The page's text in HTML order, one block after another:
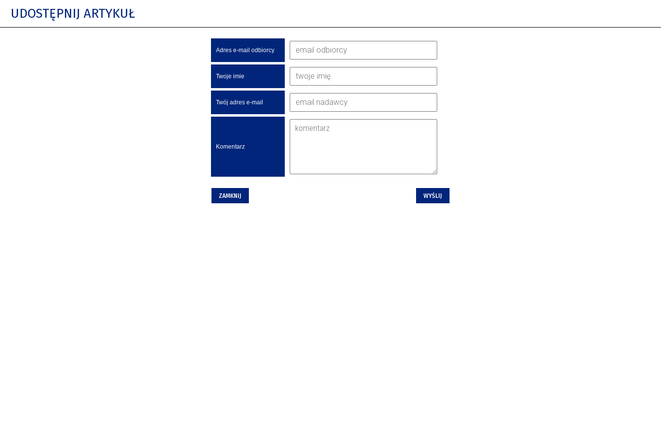
UDOSTĘPNIJ ARTYKUŁ
Adres e-mail odbiorcy
Twoje imie
Twój adres e-mail
Komentarz